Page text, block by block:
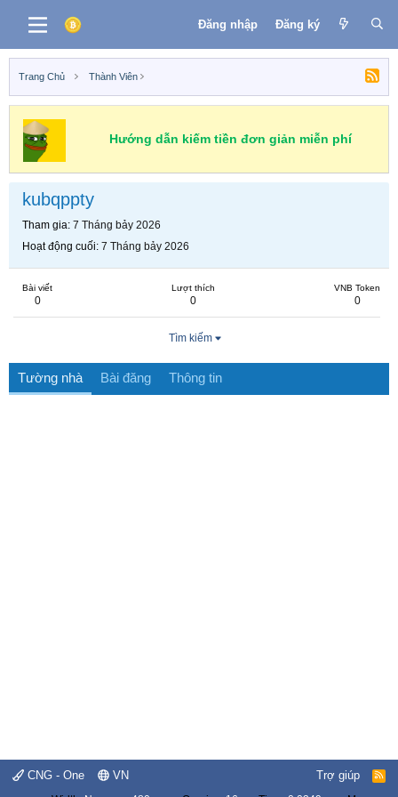
Đăng nhập Đăng ký
Trang Chủ Thành Viên
Hướng dẫn kiếm tiền đơn giản miễn phí
kubqppty
Tham gia 7 Tháng bảy 2026
Hoạt động cuối 7 Tháng bảy 2026
Bài viết
0
Lượt thích
0
VNB Token
0
Tìm kiếm
Tường nhà Bài đăng Thông tin
CNG - One VN Trợ giúp
R